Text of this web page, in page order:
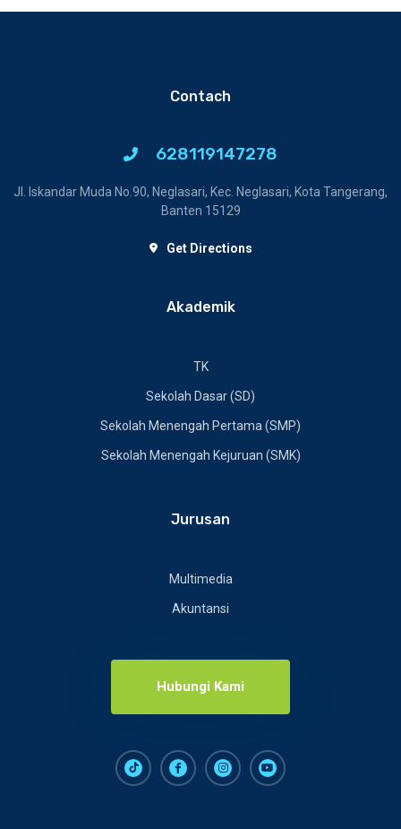
Contach
628119147278
Jl. Iskandar Muda No.90, Neglasari, Kec. Neglasari, Kota Tangerang,
Banten 15129
Get Directions
Akademik
TK
Sekolah Dasar (SD)
Sekolah Menengah Pertama (SMP)
Sekolah Menengah Kejuruan (SMK)
Jurusan
Multimedia
Akuntansi
Hubungi Kami